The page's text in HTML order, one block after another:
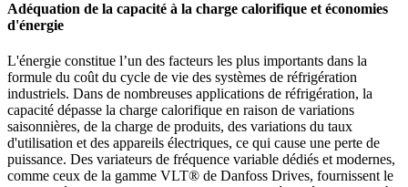
Adéquation de la capacité à la charge calorifique et économies
d'énergie
L'énergie constitue l’un des facteurs les plus importants dans la
formule du coût du cycle de vie des systèmes de réfrigération
industriels. Dans de nombreuses applications de réfrigération, la
capacité dépasse la charge calorifique en raison de variations
saisonnières, de la charge de produits, des variations du taux
d'utilisation et des appareils électriques, ce qui cause une perte de
puissance. Des variateurs de fréquence variable dédiés et modernes,
comme ceux de la gamme VLT® de Danfoss Drives, fournissent le